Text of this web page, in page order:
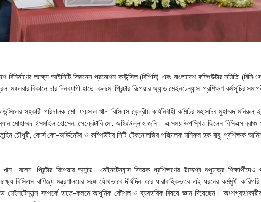
বিনির্মাণের লক্ষ্যে আইসিটি বিজনেস প্রমোশন কাউন্সিল (বিপিসি) এবং বাংলাদেশ কম্পিউটার সমিতি
মঙ্গলবার বিকালে চার দিনব্যাপী হাতে-কলমে ‘প্রিন্টার রিপেয়ার অ্যান্ড মেইনটেন্যান্স’ প্রশিক্ষণ কর্মসূচির
সহকারী পরিচালক মো. ফয়সাল খান, বিসিএস কেন্দ্রীয় কার্যনির্বাহী কমিটির মহাসচিব মুহাম্মদ
মোহাম্মদ ইসমাইল হোসেন, সেক্রেটারি মো. জহিরউল্লাহ জনি। এ সময় উপস্থিত ছিলেন বিসিএস ব্রাঞ্চ
চৌধুরী, কোর্স কো-অর্ডিনেটর ও কম্পিউটার সিটি টেকনোলজির পরিচালক মনিরুল হক বাবু, প্রশিক্ষক
বলেন, প্রিন্টার রিপেয়ার অ্যান্ড মেইনটেন্যান্স বিষয়ক প্রশিক্ষণের উদ্দেশ্য শুধুমাত্র
বিসিএস বাণিজ্য মন্ত্রণালয়ের সঙ্গে যৌথভাবে দীর্ঘদিন ধরে ধারাবাহিকভাবে এই ধরনের কর্মমুখী
মেইনটেন্যান্স সম্পর্কে হাতে-কলমে আধুনিক কৌশল ও ব্যবহারিক বিষয়ে জ্ঞান দিয়েছেন।